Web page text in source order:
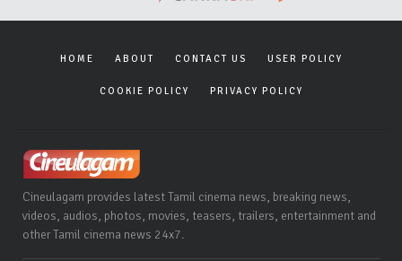
HOME ABOUT CONTACT US USER POLICY
COOKIE POLICY PRIVACY POLICY
Cineulagam provides latest Tamil cinema news, breaking news,
videos, audios, photos, movies, teasers, trailers, entertainment and
other Tamil cinema news 24x7.